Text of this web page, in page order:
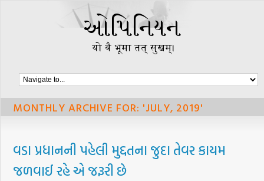
MONTHLY ARCHIVE FOR: 'JULY, 2019'
વડા પ્રધાનની પહેલી મુદ્દતના જુદા તેવર કાયમ
જળવાઈ રહે એ જરૂરી છે